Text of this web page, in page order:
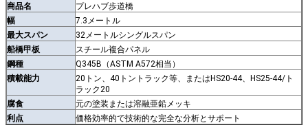
商品名
プレハブ歩道橋
幅
7.3メートル
最大スパン
32メートルシングルスパン
船橋甲板
スチール複合パネル
鋼種
Q345B（ASTM A572相当）
積載能力
20トン、40トントラック等、またはHS20-44、HS25-44/ト
ラック20
腐食
元の塗装または溶融亜鉛メッキ
利点
価格効率的で技術的な完全な分析とサポート